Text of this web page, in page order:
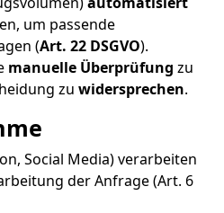
um passende
(Art. 22 DSGVO).
manuelle Überprüfung zu
zu widersprechen.
Social Media) verarbeiten
der Anfrage (Art. 6